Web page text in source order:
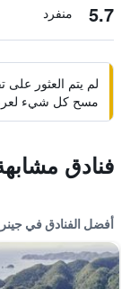
5.7 منفرد
لم يتم العثور على
مسح كل شيء
فنادق
أفضل الفنادق في